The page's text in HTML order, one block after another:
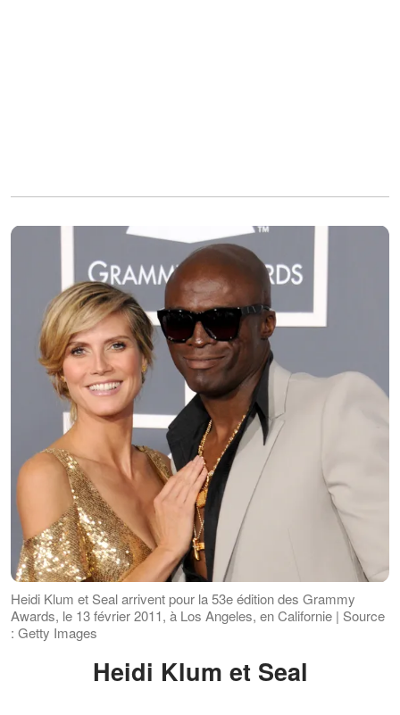
Heidi Klum et Seal arrivent pour la 53e édition des Grammy
Awards, le 13 février 2011, à Los Angeles, en Californie | Source
: Getty Images
Heidi Klum et Seal